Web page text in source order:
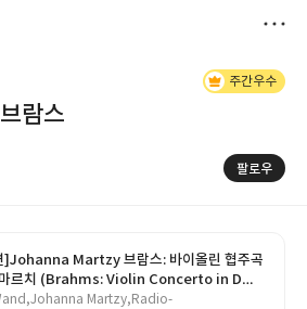
저
장
주간우수
람스
팔로우
]Johanna Martzy 브람스: 바이올린 협주곡
마르치 (Brahms: Violin Concerto in D
[LP]
Martzy,Radio-